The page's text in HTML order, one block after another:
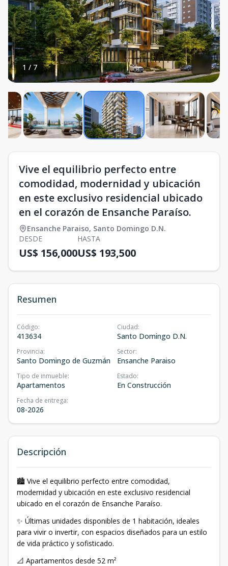
1 / 7
Vive el equilibrio perfecto entre
comodidad, modernidad y ubicación
en este exclusivo residencial ubicado
en el corazón de Ensanche Paraíso.
Ensanche Paraiso, Santo Domingo D.N.
DESDE
US$ 156,000
HASTA
US$ 193,500
Resumen
Código:
413634
Ciudad:
Santo Domingo D.N.
Provincia:
Santo Domingo de Guzmán
Sector:
Ensanche Paraiso
Tipo de inmueble:
Apartamentos
Estado:
En Construcción
Fecha de entrega:
08-2026
Descripción
🏙️ Vive el equilibrio perfecto entre comodidad,
modernidad y ubicación en este exclusivo residencial
ubicado en el corazón de Ensanche Paraíso.
✨ Últimas unidades disponibles de 1 habitación, ideales
para vivir o invertir, con espacios diseñados para un estilo
de vida práctico y sofisticado.
📐 Apartamentos desde 52 m²